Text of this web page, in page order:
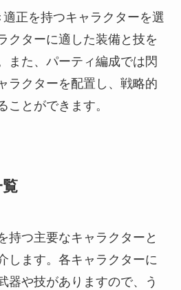
正を持つキャラクターを選
クターに適した装備と技を
また、パーティ編成では閃
ラクターを配置し、戦略的
ことができます。
持つ主要なキャラクターと
します。各キャラクターに
器や技がありますので、う